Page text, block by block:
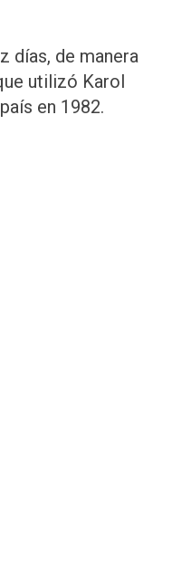
días, de manera
utilizó Karol
en 1982.